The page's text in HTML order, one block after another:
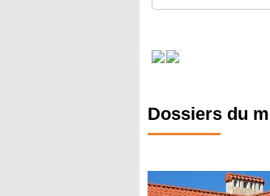
Dossiers du